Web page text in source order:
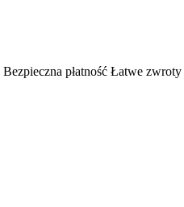
Bezpieczna płatność Łatwe zwroty